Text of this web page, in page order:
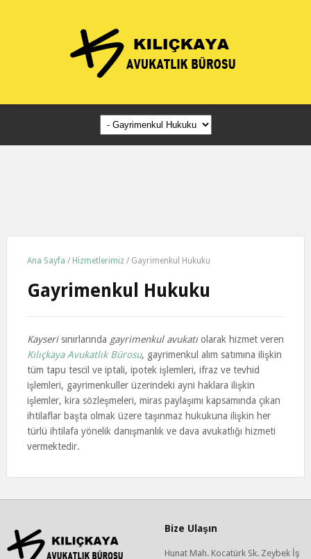
Ana Sayfa / Hizmetlerimiz / Gayrimenkul Hukuku
Gayrimenkul Hukuku
Kayseri sınırlarında gayrimenkul avukatıolarak hizmet veren
Kılıçkaya Avukatlık Bürosu, gayrimenkul alım satımına ilişkin
tüm tapu tescil ve iptali, ipotek işlemleri, ifraz ve tevhid
işlemleri, gayrimenkuller üzerindeki ayni haklara ilişkin
işlemler, kira sözleşmeleri, miras paylaşımı kapsamında çıkan
ihtilaflar başta olmak üzere taşınmaz hukukuna ilişkin her
türlü ihtilafa yönelik danışmanlık ve dava avukatlığı hizmeti
vermektedir.
Bize Ulaşın
Hunat Mah. Kocatürk Sk. Zeybek İş